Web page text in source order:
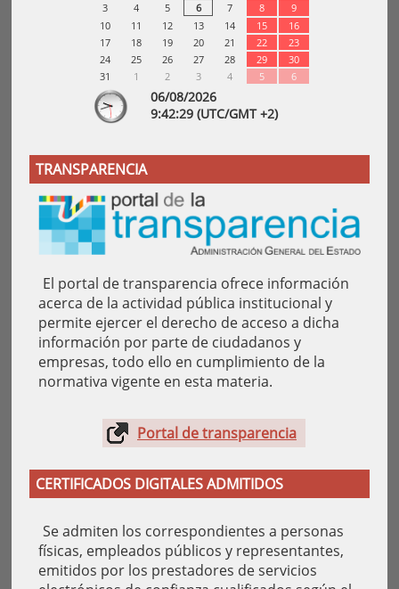
3
4 5 6 7 8
9
10
11 12 13 14 15
16
17
18 19 20 21 22
23
24
25 26 27 28 29
30
31
1 2 3 4 5 6
06/08/2026
9:42:29 (UTC/GMT +2)
TRANSPARENCIA
El portal de transparencia ofrece información
acerca de la actividad pública institucional y
permite ejercer el derecho de acceso a dicha
información por parte de ciudadanos y
empresas, todo ello en cumplimiento de la
normativa vigente en esta materia.
Portal de transparencia
CERTIFICADOS DIGITALES ADMITIDOS
Se admiten los correspondientes a personas
físicas, empleados públicos y representantes,
emitidos por los prestadores de servicios